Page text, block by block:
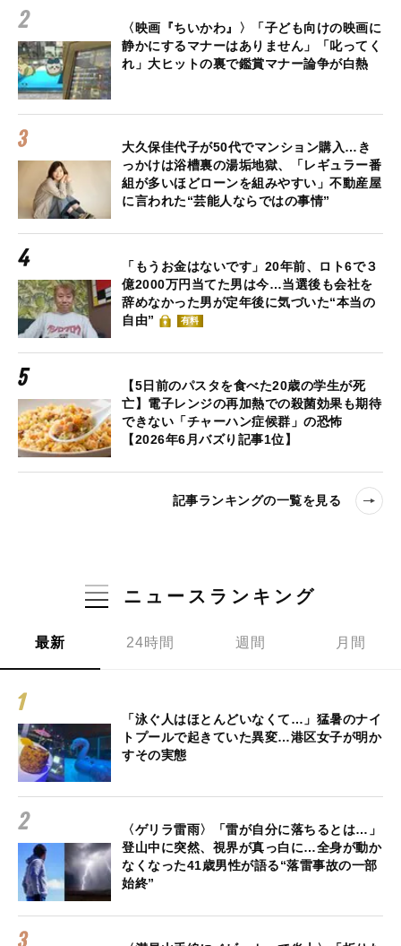
〈映画『ちいかわ』〉「子ども向けの映画に
静かにするマナーはありません」「叱ってく
れ」大ヒットの裏で鑑賞マナー論争が白熱
大久保佳代子が50代でマンション購入…き
っかけは浴槽裏の湯垢地獄、「レギュラー番
組が多いほどローンを組みやすい」不動産屋
に言われた“芸能人ならではの事情”
「もうお金はないです」20年前、ロト6で３
億2000万円当てた男は今…当選後も会社を
辞めなかった男が定年後に気づいた“本当の
自由”
有料
【5日前のパスタを食べた20歳の学生が死
亡】電子レンジの再加熱での殺菌効果も期待
できない「チャーハン症候群」の恐怖
【2026年6月バズり記事1位】
記事ランキングの一覧を見る
ニュースランキング
最新 24時間 週間 月間
「泳ぐ人はほとんどいなくて…」猛暑のナイ
トプールで起きていた異変…港区女子が明か
すその実態
〈ゲリラ雷雨〉「雷が自分に落ちるとは…」
登山中に突然、視界が真っ白に…全身が動か
なくなった41歳男性が語る“落雷事故の一部
始終”